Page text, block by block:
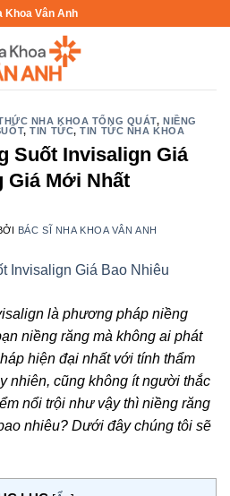
Khoa Vân Anh
NHA KHOA TỔNG QUÁT,NIỀNG
,TIN TỨC,TIN TỨC NHA KHOA
Suốt Invisalign Giá
Giá Mới Nhất
BÁC SĨ NHA KHOA VÂN ANH
là phương pháp niềng
niềng răng mà không ai phát
hiện đại nhất với tính thẩm
nhiên, cũng không ít người thắc
nổi trội như vậy thì niềng răng
nhiêu? Dưới đây chúng tôi sẽ